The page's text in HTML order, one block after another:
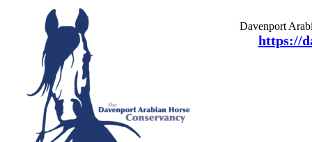
Davenport
https://